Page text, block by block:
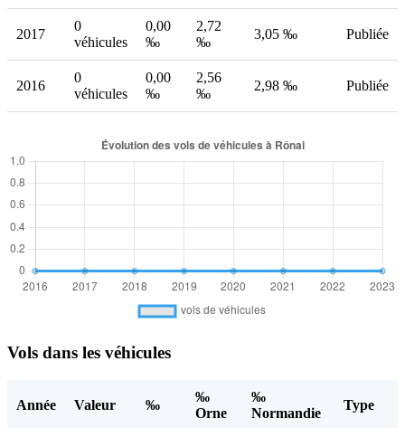
2017
0
véhicules
0,00
‰
2,72
‰
3,05 ‰ Publiée
2016
0
véhicules
0,00
‰
2,56
‰
2,98 ‰ Publiée
Vols dans les véhicules
Année Valeur ‰
‰
Orne
‰
Normandie
Type